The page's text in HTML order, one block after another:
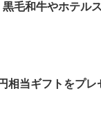
毛和牛やホテル
相当ギフトをプレ